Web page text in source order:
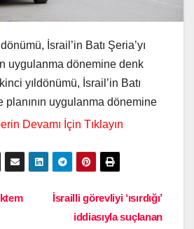
İsrail’in Batı Şeria’yı
uygulanma dönemine denk
yıldönümü, İsrail’in Batı
planının uygulanma dönemine
İsrailli görevliyi ‘ısırdığı’
iddiasıyla suçlanan